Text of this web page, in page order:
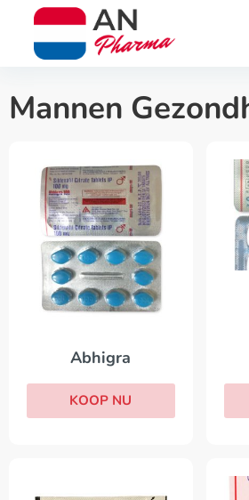
Mannen
Abhigra
KOOP NU